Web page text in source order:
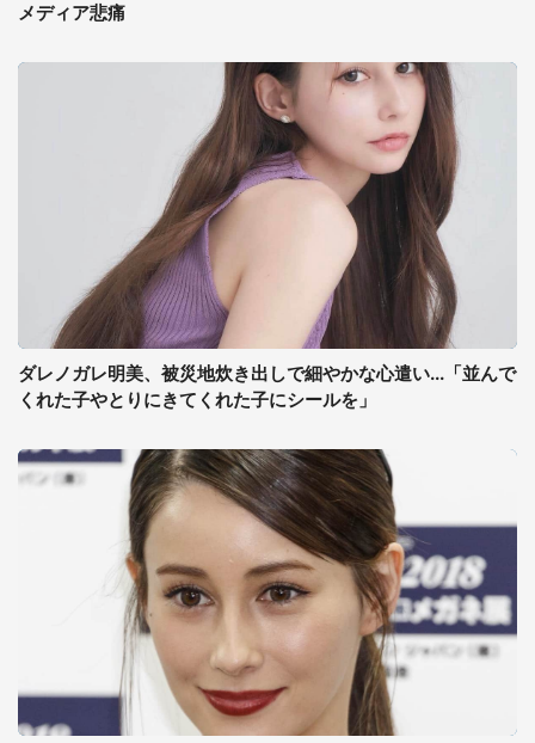
メディア悲痛
ダレノガレ明美、被災地炊き出しで細やかな心遣い...「並んで
くれた子やとりにきてくれた子にシールを」